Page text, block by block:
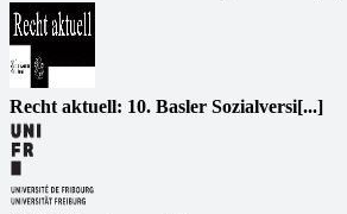
Recht aktuell: 10. Basler Sozialversi[...]